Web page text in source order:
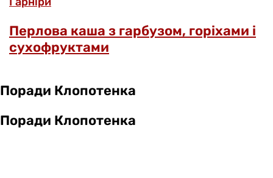
Перлова каша з гарбузом, горіхами і
сухофруктами
Поради Клопотенка
Поради Клопотенка